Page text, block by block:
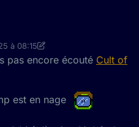
post metal sur R4DI0
Wreck of S.S. Needle
intenses du genre avec
Julie
à 08:15
3 mai 2025 à 09:17
pas encore écouté Cult of
est en nage